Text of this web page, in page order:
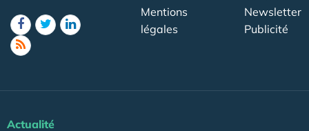
Mentions
légales
Newsletter
Publicité
Actualité